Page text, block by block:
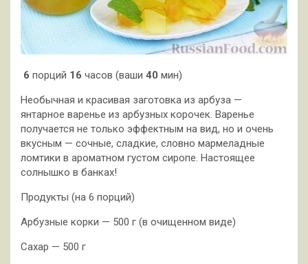
6 порций 16 часов (ваши 40 мин)
Необычная и красивая заготовка из арбуза —
янтарное варенье из арбузных корочек. Варенье
получается не только эффектным на вид, но и очень
вкусным — сочные, сладкие, словно мармеладные
ломтики в ароматном густом сиропе. Настоящее
солнышко в банках!
Продукты (на 6 порций)
Арбузные корки — 500 г (в очищенном виде)
Сахар — 500 г